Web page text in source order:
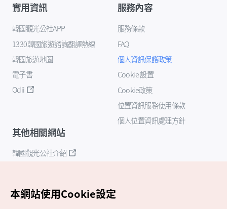
實用資訊
韓國觀光公社APP
1330韓國旅遊諮詢翻譯熱線
韓國旅遊地圖
電子書
Odii
服務內容
服務條款
FAQ
個人資訊保護政策
Cookie 設置
Cookie政策
位置資訊服務使用條款
個人位置資訊處理方針
其他相關網站
韓國觀光公社介紹
本網站使用Cookie設定